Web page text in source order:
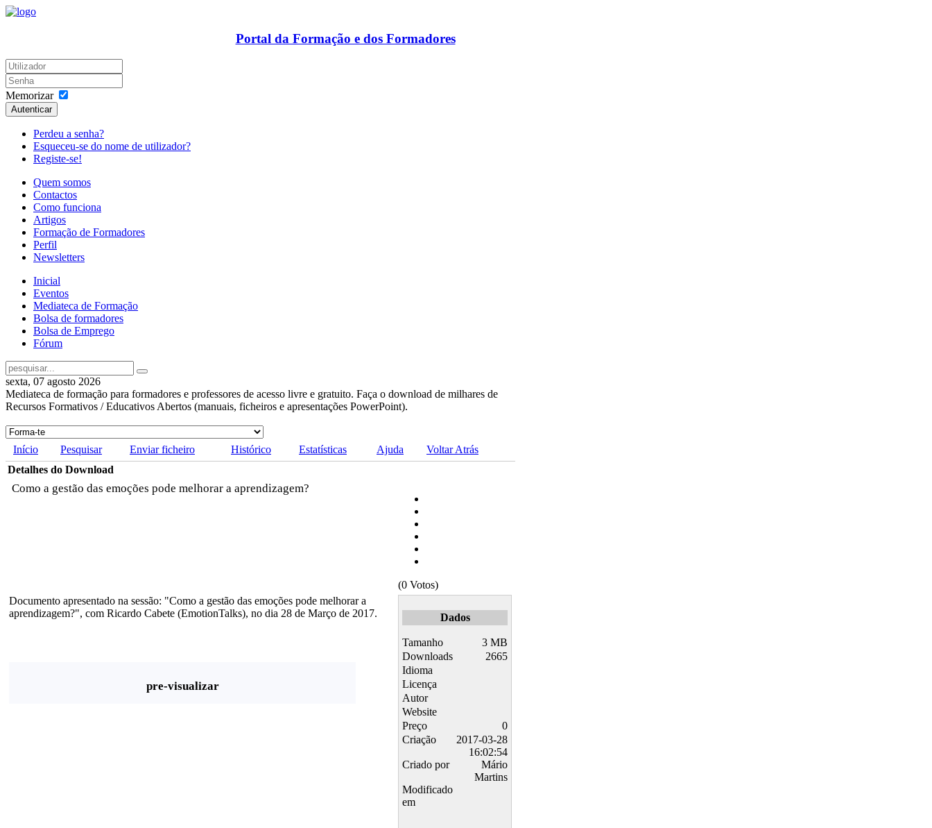
Portal da Formação e dos Formadores
Memorizar
Autenticar
Perdeu a senha?
Esqueceu-se do nome de utilizador?
Registe-se!
Quem somos
Contactos
Como funciona
Artigos
Formação de Formadores
Perfil
Newsletters
Inicial
Eventos
Mediateca de Formação
Bolsa de formadores
Bolsa de Emprego
Fórum
sexta, 07 agosto 2026
Mediateca de formação para formadores e professores de acesso livre e gratuito. Faça o download de milhares de
Recursos Formativos / Educativos Abertos (manuais, ficheiros e apresentações PowerPoint).
Início Pesquisar Enviar ficheiro Histórico Estatísticas Ajuda
Voltar Atrás
Detalhes do Download
Como a gestão das emoções pode melhorar a aprendizagem?
(0 Votos)
Documento apresentado na sessão: "Como a gestão das emoções pode melhorar a
aprendizagem?", com Ricardo Cabete (EmotionTalks), no dia 28 de Março de 2017.
pre-visualizar
Dados
Tamanho
3 MB
Downloads
2665
Idioma
Licença
Autor
Website
Preço
0
Criação
2017-03-28
16:02:54
Criado por
Mário
Martins
Modificado
em